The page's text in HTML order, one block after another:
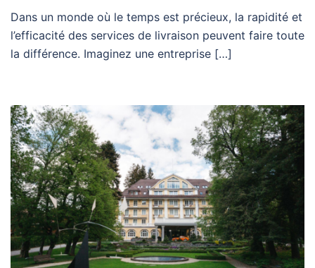
Dans un monde où le temps est précieux, la rapidité et
l’efficacité des services de livraison peuvent faire toute
la différence. Imaginez une entreprise […]